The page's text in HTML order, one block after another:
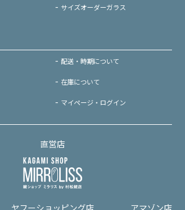
サイズオーダーガラス
配送・時期について
在庫について
マイページ・ログイン
直営店
ヤフーショッピング店 アマゾン店